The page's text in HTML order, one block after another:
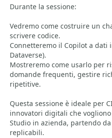
Durante la sessione:
Vedremo come costruire un
scrivere codice.
Connetteremo il Copilot a dati
Dataverse).
Mostreremo come usarlo per
domande frequenti, gestire
ripetitive.
Questa sessione è ideale per
innovatori digitali che
Studio in azienda, partendo da
replicabili.